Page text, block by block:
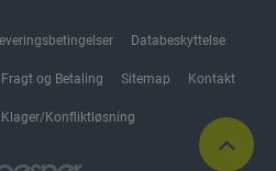
Databeskyttelse
Fragt og Betaling Sitemap Kontakt
Klager/Konfliktløsning